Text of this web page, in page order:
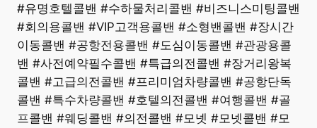
#유명호텔콜밴 #수하물처리콜밴 #비즈니스미팅콜밴
#회의용콜밴 #VIP고객용콜밴 #소형밴콜밴 #장시간
이동콜밴 #공항전용콜밴 #도심이동콜밴 #관광용콜
밴 #사전예약필수콜밴 #특급의전콜밴 #장거리왕복
콜밴 #고급의전콜밴 #프리미엄차량콜밴 #공항단독
콜밴 #특수차량콜밴 #호텔의전콜밴 #여행콜밴 #골
프콜밴 #웨딩콜밴 #의전콜밴 #모넷 #모넷콜밴 #모